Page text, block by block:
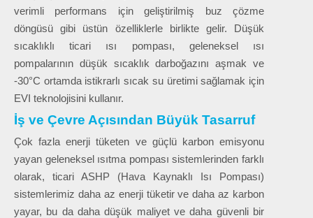
verimli performans için geliştirilmiş buz çözme
döngüsü gibi üstün özelliklerle birlikte gelir. Düşük
sıcaklıklı ticari ısı pompası, geleneksel ısı
pompalarının düşük sıcaklık darboğazını aşmak ve
-30°C ortamda istikrarlı sıcak su üretimi sağlamak için
EVI teknolojisini kullanır.
İş ve Çevre Açısından Büyük Tasarruf
Çok fazla enerji tüketen ve güçlü karbon emisyonu
yayan geleneksel ısıtma pompası sistemlerinden farklı
olarak, ticari ASHP (Hava Kaynaklı Isı Pompası)
sistemlerimiz daha az enerji tüketir ve daha az karbon
yayar, bu da daha düşük maliyet ve daha güvenli bir